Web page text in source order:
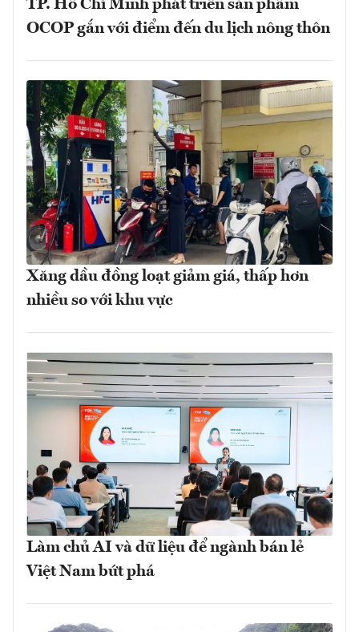
TP. Hồ Chí Minh phát triển sản phẩm
OCOP gắn với điểm đến du lịch nông thôn
Xăng dầu đồng loạt giảm giá, thấp hơn
nhiều so với khu vực
Làm chủ AI và dữ liệu để ngành bán lẻ
Việt Nam bứt phá